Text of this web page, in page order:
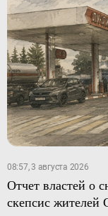
08:57, 3 августа 2026
Отчет властей о
скепсис жителей